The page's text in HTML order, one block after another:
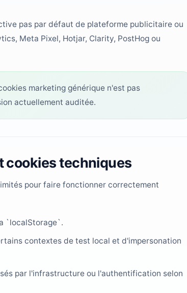
pas par défaut de plateforme publicitaire ou
Meta Pixel, Hotjar, Clarity, PostHog ou
marketing générique n'est pas
actuellement auditée.
cookies techniques
pour faire fonctionner correctement
`localStorage`.
contextes de test local et d'impersonation
par l'infrastructure ou l'authentification selon